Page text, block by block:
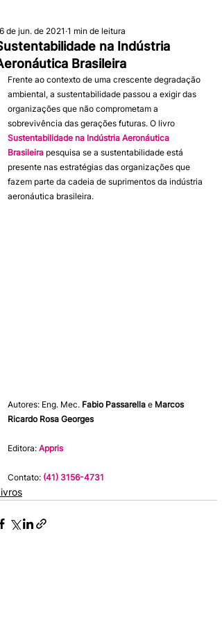
na Indústria
Brasileira
de jun. de 2021 1 min de leitura
Frente ao contexto de uma crescente degradação
ambiental, a sustentabilidade passou a exigir das
organizações que não comprometam a
sobrevivência das gerações futuras. O livro
Sustentabilidade na Indústria Aeronáutica
Brasileira pesquisa se a sustentabilidade está
presente nas estratégias das organizações que
fazem parte da cadeia de suprimentos da indústria
aeronáutica brasileira.
Autores: Eng. Mec. Fabio Passarella e Marcos
Ricardo Rosa Georges
Editora: Appris
Contato: (41) 3156-4731